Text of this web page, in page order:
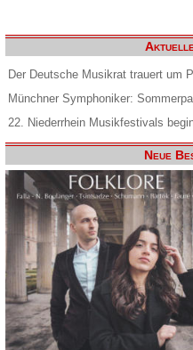
Der Deutsche Musikrat trauert um
Münchner Symphoniker:
22. Niederrhein Musikfestivals
Neue